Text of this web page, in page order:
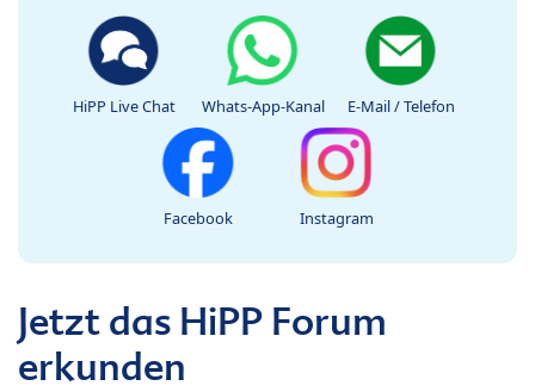
HiPP Live Chat Whats-App-Kanal E-Mail / Telefon
Facebook Instagram
Jetzt das HiPP Forum
erkunden